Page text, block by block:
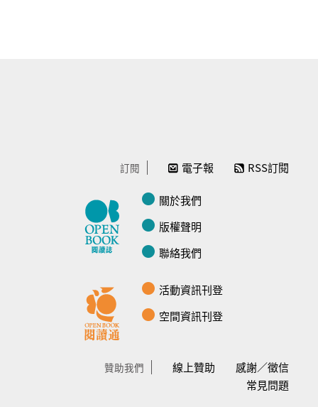
訂閱 電子報 RSS訂閱
關於我們
版權聲明
聯絡我們
活動資訊刊登
空間資訊刊登
贊助我們 線上贊助
感謝／徵信
常見問題